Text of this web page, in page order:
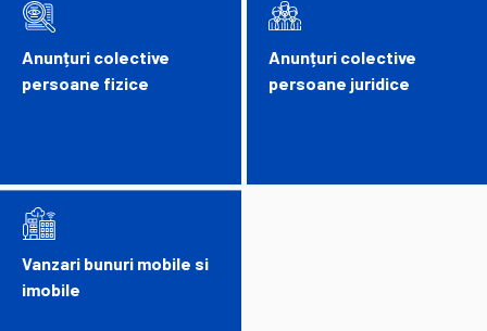
Anunțuri colective
persoane fizice
Vanzari bunuri mobile si
imobile
Anunțuri colective
persoane juridice